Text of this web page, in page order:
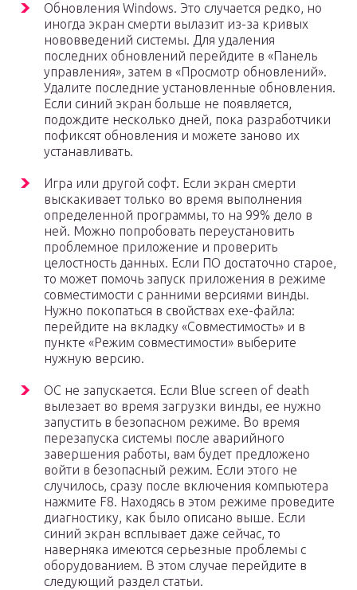
Обновления Windows. Это случается редко, но
иногда экран смерти вылазит из-за кривых
нововведений системы. Для удаления
последних обновлений перейдите в «Панель
управления», затем в «Просмотр обновлений».
Удалите последние установленные обновления.
Если синий экран больше не появляется,
подождите несколько дней, пока разработчики
пофиксят обновления и можете заново их
устанавливать.
Игра или другой софт. Если экран смерти
выскакивает только во время выполнения
определенной программы, то на 99% дело в
ней. Можно попробовать переустановить
проблемное приложение и проверить
целостность данных. Если ПО достаточно старое,
то может помочь запуск приложения в режиме
совместимости с ранними версиями винды.
Нужно покопаться в свойствах exe-файла:
перейдите на вкладку «Совместимость» и в
пункте «Режим совместимости» выберите
нужную версию.
ОС не запускается. Если Blue screen of death
вылезает во время загрузки винды, ее нужно
запустить в безопасном режиме. Во время
перезапуска системы после аварийного
завершения работы, вам будет предложено
войти в безопасный режим. Если этого не
случилось, сразу после включения компьютера
нажмите F8. Находясь в этом режиме проведите
диагностику, как было описано выше. Если
синий экран всплывает даже сейчас, то
наверняка имеются серьезные проблемы с
оборудованием. В этом случае перейдите в
следующий раздел статьи.